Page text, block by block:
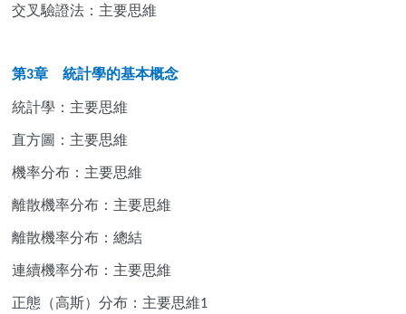
交叉驗證法：主要思維
第3章 統計學的基本概念
統計學：主要思維
直方圖：主要思維
機率分布：主要思維
離散機率分布：主要思維
離散機率分布：總結
連續機率分布：主要思維
正態（高斯）分布：主要思維1